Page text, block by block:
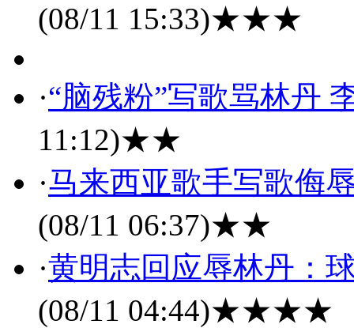
(08/11 15:33)★★★
·“脑残粉”写歌骂林丹
11:12)★★
·马来西亚歌手写歌侮
(08/11 06:37)★★
·黄明志回应辱林丹：
(08/11 04:44)★★★★